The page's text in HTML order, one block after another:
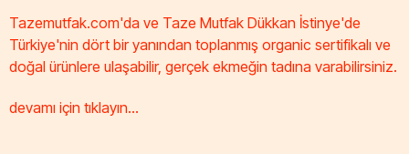
Tazemutfak.com'da ve Taze Mutfak Dükkan İstinye'de
Türkiye'nin dört bir yanından toplanmış organic sertifikalı ve
doğal ürünlere ulaşabilir, gerçek ekmeğin tadına varabilirsiniz.
devamı için tıklayın...